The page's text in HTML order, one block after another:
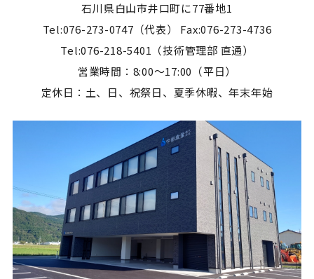
石川県白山市井口町に77番地1
Tel:076-273-0747（代表） Fax:076-273-4736
Tel:076-218-5401（技術管理部 直通）
営業時間：8:00～17:00（平日）
定休日：土、日、祝祭日、夏季休暇、年末年始